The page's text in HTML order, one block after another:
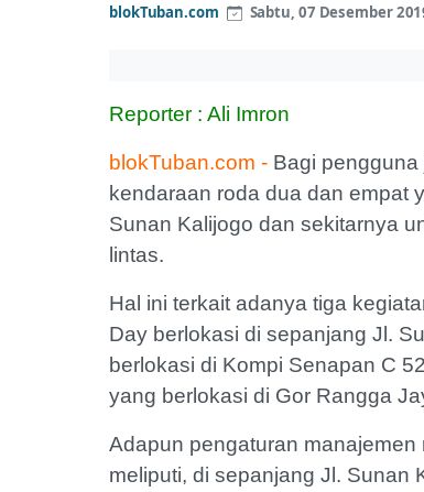
blokTuban.com Sabtu, 07 Desember
Reporter : Ali Imron
blokTuban.com - Bagi
kendaraan roda dua dan empat
Sunan Kalijogo dan sekitarnya
lintas.
Hal ini terkait adanya tiga
Day berlokasi di sepanjang Jl.
berlokasi di Kompi Senapan C
yang berlokasi di Gor Rangga
Adapun pengaturan
meliputi, di sepanjang Jl. Sunan